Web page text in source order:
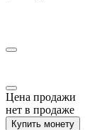
Цена продажи
нет в продаже
Купить монету